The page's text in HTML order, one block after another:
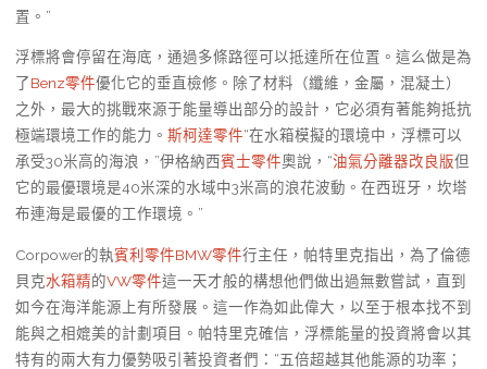
置。”
浮標將會停留在海底，通過多條路徑可以抵達所在位置。這么做是為
了Benz零件優化它的垂直檢修。除了材料（纖維，金屬，混凝土）
之外，最大的挑戰來源于能量導出部分的設計，它必須有著能夠抵抗
極端環境工作的能力。 斯柯達零件“在水箱模擬的環境中，浮標可以
承受30米高的海浪，”伊格納西賓士零件奧說，“油氣分離器改良版但
它的最優環境是40米深的水域中3米高的浪花波動。在西班牙，坎塔
布連海是最優的工作環境。”
Corpower的執賓利零件BMW零件行主任，帕特里克指出，為了倫德
貝克水箱精的VW零件這一天才般的構想他們做出過無數嘗試，直到
如今在海洋能源上有所發展。這一作為如此偉大，以至于根本找不到
能與之相媲美的計劃項目。帕特里克確信，浮標能量的投資將會以其
特有的兩大有力優勢吸引著投資者們：“五倍超越其他能源的功率；